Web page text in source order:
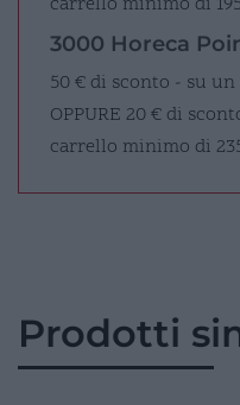
3000 Horeca
50 € di sconto - su
OPPURE 20 € di
carrello minimo di
Prodotti